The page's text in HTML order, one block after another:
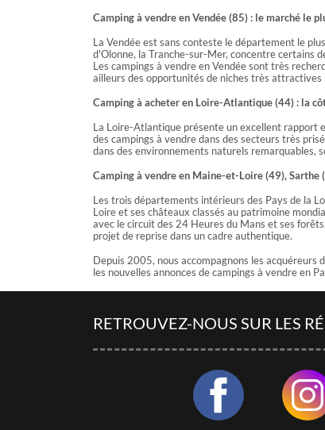
Camping à vendre en Vendée (85) : le marché le
La Vendée est sans conteste le département le
d'Olonne, la Tranche-sur-Mer, concentre certains
Les campings à vendre en Vendée sont très
ailleurs des opportunités de niches très
Camping à acheter en Loire-Atlantique (44) : la
La Loire-Atlantique présente un excellent rapport
des campings à vendre dans des secteurs très
dans des environnements naturels remarquables,
Camping à vendre en Maine-et-Loire (49), Sarthe
Les trois départements intérieurs des Pays de la
Loire et ses châteaux classés au patrimoine
avec le circuit des 24 Heures du Mans et ses
projet de reprise dans un cadre authentique.
Depuis 2005, nous accompagnons les
les nouvelles annonces de campings à vendre en
RETROUVEZ-NOUS SUR LES